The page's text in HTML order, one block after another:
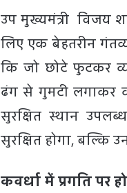
उप मुख्यमंत्री विजय
लिए एक बेहतरीन
कि जो छोटे फुटकर
ढंग से गुमटी लगाकर
सुरक्षित स्थान
सुरक्षित होगा, बल्कि
कवर्धा में प्रगति पर